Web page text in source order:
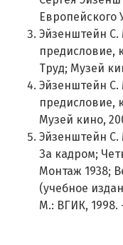
Европейского
Эйзенштейн С.
предисловие,
Труд; Музей
Эйзенштейн С.
предисловие,
Музей кино,
Эйзенштейн
За кадром;
Монтаж 1938;
(учебное
М.: ВГИК, 1998.